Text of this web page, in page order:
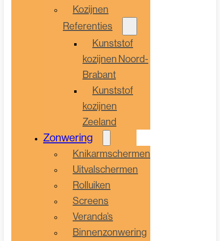
Kozijnen
Referenties
Kunststof
kozijnen Noord-
Brabant
Kunststof
kozijnen
Zeeland
Zonwering
Knikarmschermen
Uitvalschermen
Rolluiken
Screens
Veranda’s
Binnenzonwering